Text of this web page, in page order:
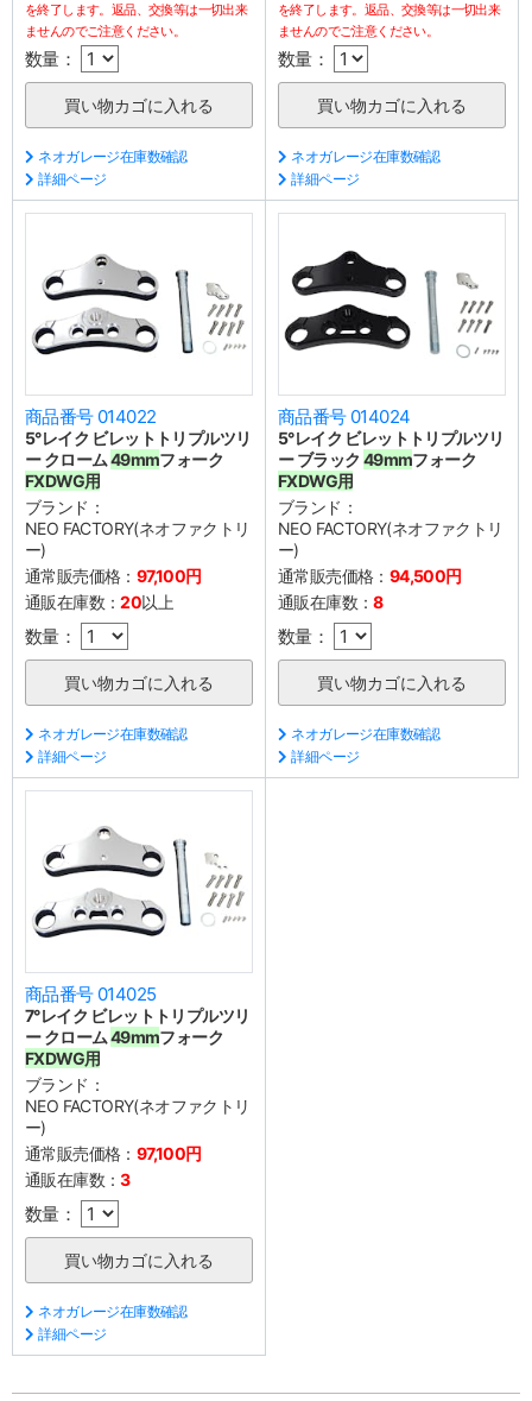
を終了します。返品、交換等は一切出来
ませんのでご注意ください。
数量：
ネオガレージ在庫数確認
詳細ページ
を終了します。返品、交換等は一切出来
ませんのでご注意ください。
数量：
ネオガレージ在庫数確認
詳細ページ
商品番号 014022
5°レイク ビレットトリプルツリ
ー クローム49mmフォーク
FXDWG用
ブランド：
NEO FACTORY(ネオファクトリ
ー)
通常販売価格： 97,100円
通販在庫数：20以上
数量：
ネオガレージ在庫数確認
詳細ページ
商品番号 014024
5°レイク ビレットトリプルツリ
ー ブラック 49mmフォーク
FXDWG用
ブランド：
NEO FACTORY(ネオファクトリ
ー)
通常販売価格： 94,500円
通販在庫数：8
数量：
ネオガレージ在庫数確認
詳細ページ
商品番号 014025
7°レイク ビレットトリプルツリ
ー クローム49mmフォーク
FXDWG用
ブランド：
NEO FACTORY(ネオファクトリ
ー)
通常販売価格： 97,100円
通販在庫数：3
数量：
ネオガレージ在庫数確認
詳細ページ